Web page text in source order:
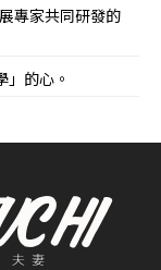
專家共同研發的
的心。